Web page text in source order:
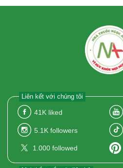
Liên kết với chúng tôi
41K liked
5.1K followers
1.000 followed